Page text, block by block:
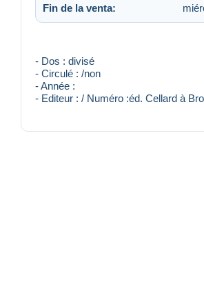
Fin de la venta:
- Dos : divisé
- Circulé : /non
- Année :
- Editeur : / Numéro :éd. Cellard à